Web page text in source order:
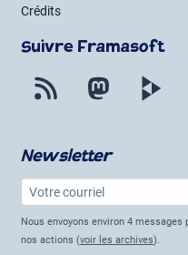
Crédits
Suivre Framasoft
Flux RSS Mastodon
Newsletter
Votre courriel
Nous envoyons environ 4
nos actions (voir les archives).